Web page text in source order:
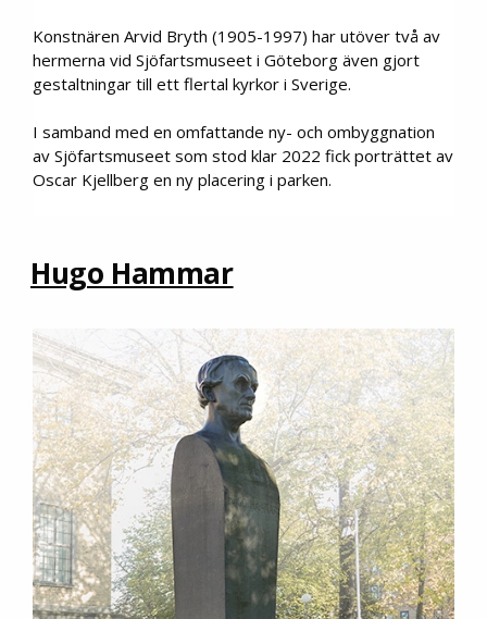
Konstnären Arvid Bryth (1905-1997) har utöver två av
hermerna vid Sjöfartsmuseet i Göteborg även gjort
gestaltningar till ett flertal kyrkor i Sverige.
I samband med en omfattande ny- och ombyggnation
av Sjöfartsmuseet som stod klar 2022 fick porträttet av
Oscar Kjellberg en ny placering i parken.
Hugo Hammar